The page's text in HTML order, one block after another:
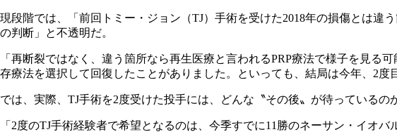
現段階では、「前回トミー・ジョン（TJ）手術を受けた2018年の損傷とは違
の判断」と不透明だ。
「再断裂ではなく、違う箇所なら再生医療と言われるPRP療法で様子を見
存療法を選択して回復したことがありました。といっても、結局は今年、2度
では、実際、TJ手術を2度受けた投手には、どんな〝その後〟が待っているの
「2度のTJ手術経験者で希望となるのは、今季すでに11勝のネーサン・イオ